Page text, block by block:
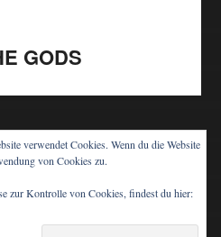
GODS
ANDERS NORÉN
verwendet Cookies. Wenn du die Website
von Cookies zu.
zur Kontrolle von Cookies, findest du hier: